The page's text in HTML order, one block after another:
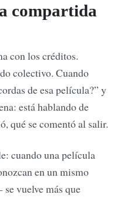
compartida
con los créditos.
colectivo. Cuando
de esa película?” y
está hablando de
qué se comentó al salir.
cuando una película
en un mismo
vuelve más que